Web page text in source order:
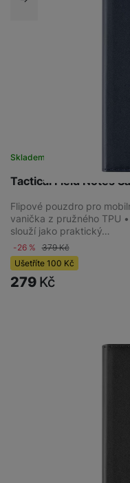
Tactical Field Notes
Skladem
Flipové pouzdro pro
vanička z pružného TPU
slouží jako praktický…
-26 % 379Kč
Ušetříte 100 Kč
279 Kč